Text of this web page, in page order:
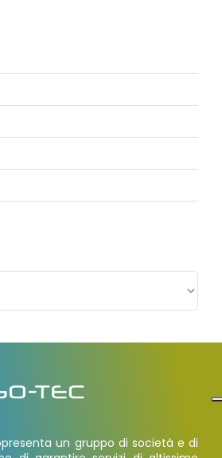
un gruppo di società e di